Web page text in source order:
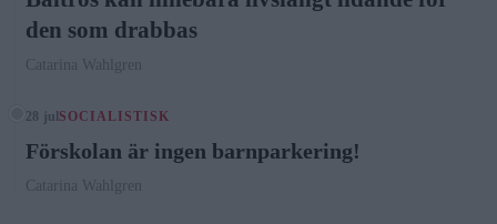
den som drabbas
Catarina Wahlgren
28 jul SOCIALISTISK
Förskolan är ingen barnparkering!
Catarina Wahlgren